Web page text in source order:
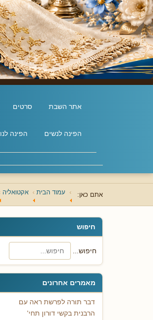
אתר השבת סרטים
הפינה לנשים הפינה
אתם כאן: עמוד הבית אקטואליה
חיפוש
חיפוש...
מאמרים אחרונים
דבר תורה לפרשת ראה עם
הרבנית בקשי דורון תחי'